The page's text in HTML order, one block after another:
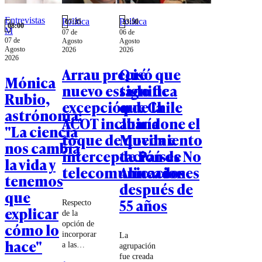
Entrevistas
M
08:00
07 de
Agosto
2026
Mónica
Rubio,
astrónoma:
"La ciencia
nos cambia
la vida y
tenemos
que
explicar
cómo lo
hace"
Política
07:35
07 de
Agosto
2026
Arrau precisó que
nuevo estado de
excepción de la
ACOT incluiría
toque de queda e
interceptación de
telecomunicaciones
Respecto
de la
opción de
incorporar
a las
Política
23:50
06 de
Agosto
2026
Qué
significa
que Chile
abandone el
Movimiento
de Países No
Alineados
después de
55 años
La
agrupación
fue creada